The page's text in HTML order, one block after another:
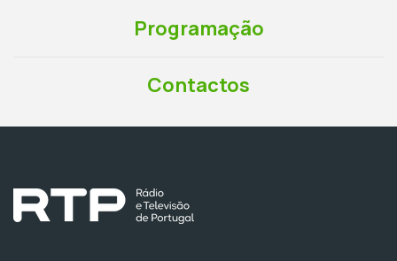
Programação
Contactos